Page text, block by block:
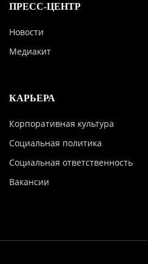
ПРЕСС-ЦЕНТР
Новости
Медиакит
КАРЬЕРА
Корпоративная культура
Социальная политика
Социальная ответственность
Вакансии